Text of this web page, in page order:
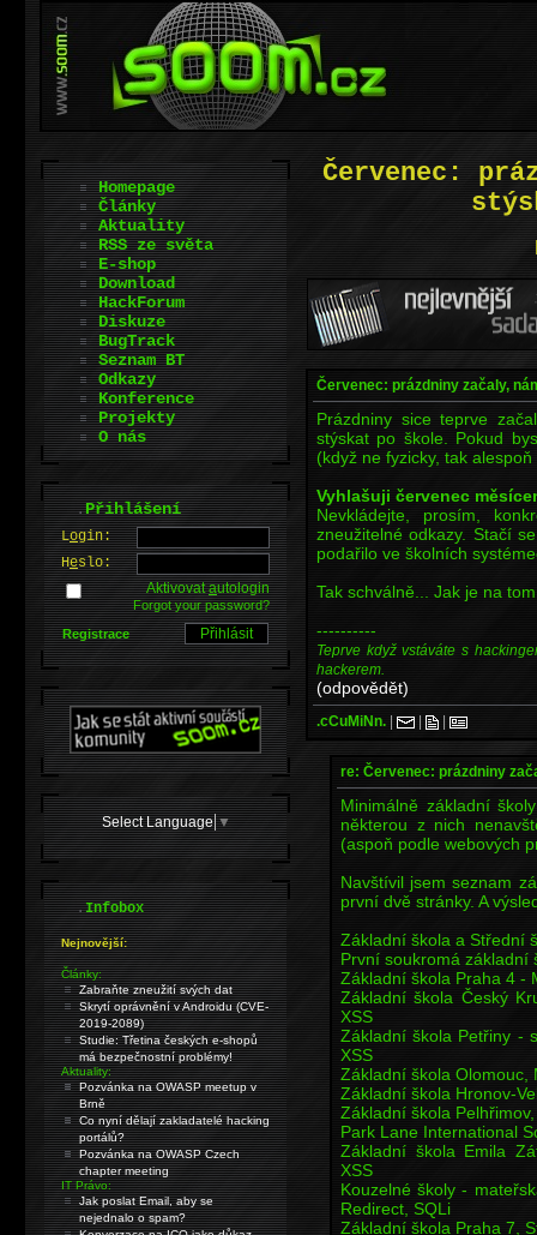
Červenec:
Červenec: prázdniny začaly,
Prázdniny sice teprve
stýskat po škole. Pokud
(když ne fyzicky, tak
Vyhlašuji červenec
Nevkládejte, prosím,
zneužitelné odkazy. Stačí
podařilo ve školních
Tak schválně... Jak je na
----------
Teprve když vstáváte s
hackerem.
(odpovědět)
.cCuMiNn. | | |
re: Červenec: prázdniny
Minimálně základní
některou z nich
(aspoň podle webových
Navštívil jsem seznam
první dvě stránky. A
Základní škola a Střední
První soukromá základní
Základní škola Praha 4 -
Základní škola Český
XSS
Základní škola Petřiny -
XSS
Základní škola
Základní škola Hronov-
Základní škola
Park Lane International
Základní škola Emila
XSS
Kouzelné školy -
Redirect, SQLi
Základní škola Praha 7,
Homepage
Články
Aktuality
RSS ze světa
E-shop
Download
HackForum
Diskuze
BugTrack
Seznam BT
Odkazy
Konference
Projekty
O nás
.Přihlášení
Login:
Heslo:
Aktivovatautologin
Forgot your password?
Registrace
Select Language ▼
.Infobox
Nejnovější:
Články:
Zabraňte zneužití svých dat
Skrytí oprávnění v Androidu (CVE-
2019-2089)
Studie: Třetina českých e-shopů
má bezpečnostní problémy!
Aktuality:
Pozvánka na OWASP meetup v
Brně
Co nyní dělají zakladatelé hacking
portálů?
Pozvánka na OWASP Czech
chapter meeting
IT Právo:
Jak poslat Email, aby se
nejednalo o spam?